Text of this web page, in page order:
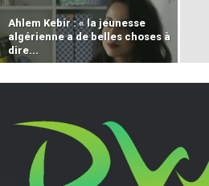
Ahlem Kebir : « la jeunesse
algérienne a de belles choses à
dire...